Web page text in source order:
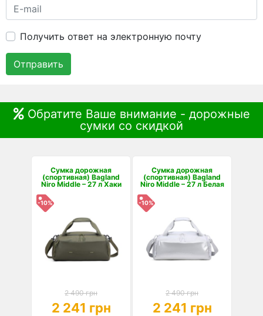
Получить ответ на электронную почту
Отправить
Обратите Ваше внимание - дорожные
сумки со скидкой
Сумка дорожная
(спортивная) Bagland
Niro Middle – 27 л Хаки
-10%
2 490 грн
2 241 грн
Сумка дорожная
(спортивная) Bagland
Niro Middle – 27 л Белая
-10%
2 490 грн
2 241 грн